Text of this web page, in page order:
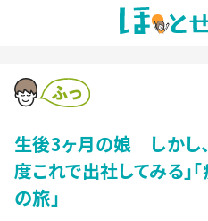
生後3ヶ月の娘 しかし
度これで出社してみる」
の旅」